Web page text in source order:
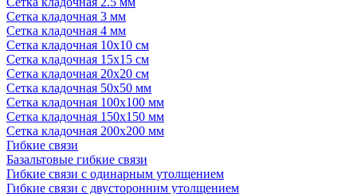
Сетка кладочная 3 мм
Сетка кладочная 4 мм
Сетка кладочная 10x10 см
Сетка кладочная 15x15 см
Сетка кладочная 20x20 см
Сетка кладочная 50x50 мм
Сетка кладочная 100x100 мм
Сетка кладочная 150x150 мм
Сетка кладочная 200x200 мм
Гибкие связи
Базальтовые гибкие связи
Гибкие связи с одинарным утолщением
Гибкие связи с двусторонним утолщением